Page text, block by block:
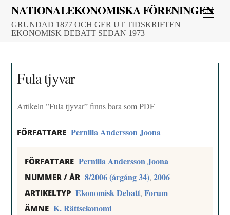
Skip
content
NATIONALEKONOMISKA FÖRENINGEN
GRUNDAD 1877 OCH GER UT TIDSKRIFTEN
EKONOMISK DEBATT SEDAN 1973
Fula tjyvar
Artikeln ”Fula tjyvar” finns bara som PDF
FÖRFATTARE Pernilla Andersson Joona
FÖRFATTARE Pernilla Andersson Joona
NUMMER / ÅR 8/2006 (årgång 34),2006
ARTIKELTYP Ekonomisk Debatt,Forum
ÄMNE K. Rättsekonomi